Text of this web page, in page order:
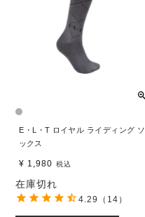
E・L・T ロイヤル ライディング ソ
ックス
¥ 1,980 税込
在庫切れ
4.29 （14）